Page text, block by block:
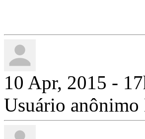
10 Apr, 2015 -
Usuário anônimo